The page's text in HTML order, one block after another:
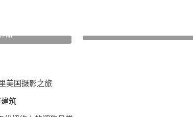
品
美国摄影之旅
筑